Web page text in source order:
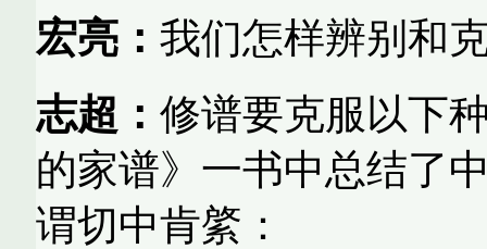
宏亮： 我们怎样辨别和
志超： 修谱要克服以下
的家谱》一书中总结了
谓切中肯綮：